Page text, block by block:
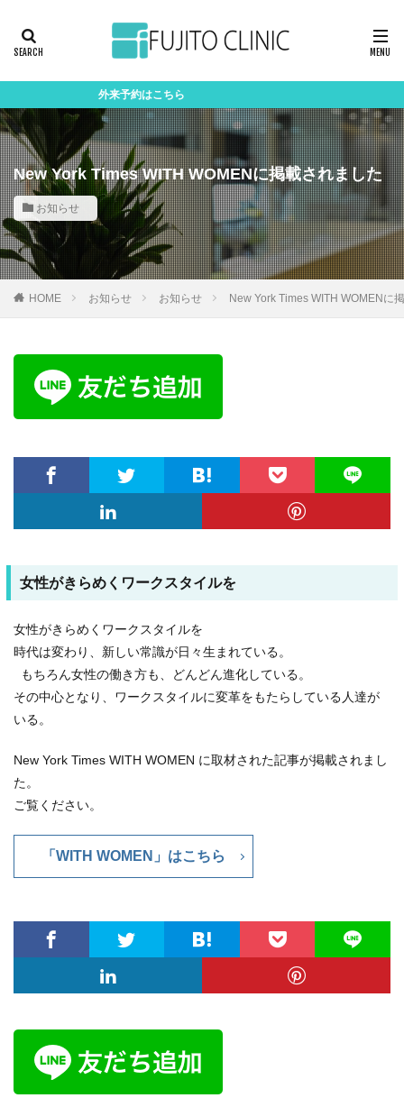
外来予約はこちら
New York Times WITH WOMENに掲載されました
お知らせ
HOME お知らせ お知らせ New York Times WITH WOMENに
女性がきらめくワークスタイルを
女性がきらめくワークスタイルを
時代は変わり、新しい常識が日々生まれている。
もちろん女性の働き方も、どんどん進化している。
その中心となり、ワークスタイルに変革をもたらしている人達が
いる。
New York Times WITH WOMEN に取材された記事が掲載されまし
た。
ご覧ください。
「WITH WOMEN」はこちら